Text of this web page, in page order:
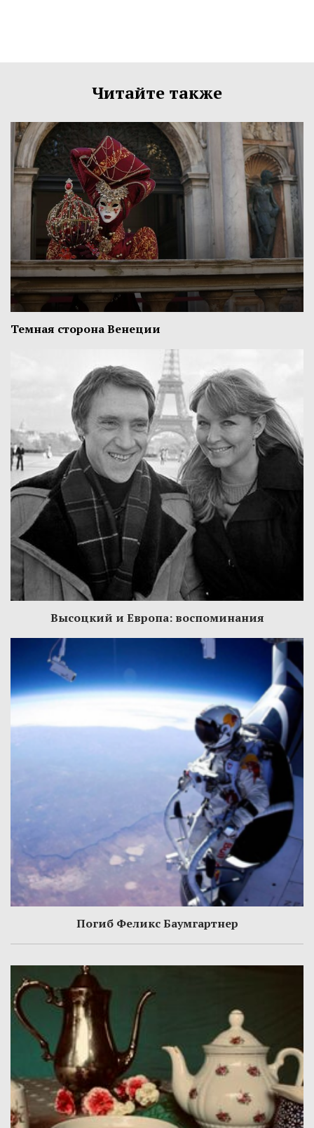
Читайте также
Темная сторона Венеции
Высоцкий и Европа: воспоминания
Погиб Феликс Баумгартнер